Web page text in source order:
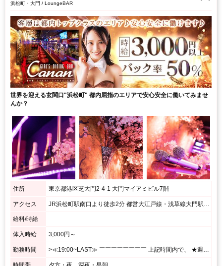
浜松町・大門 / LoungeBAR
世界を迎える玄関口"浜松町" 都内屈指のエリアで安心安全に働いてみませ
んか？
住所 東京都港区芝大門2-4-1 大門マイアミビル7階
アクセス JR浜松町駅南口より徒歩2分 都営大江戸線・浅草線大門駅A3出口より徒歩1分
給料/時給
体入時給 3,000円～
勤務時間 >≪19:00~LAST≫ ￣￣￣￣￣￣￣￣ 上記時間内で、 ★週1日、1日3h~OK! <あなたのペースで勤務OK♪> ⌒⌒⌒⌒⌒⌒⌒⌒⌒⌒⌒⌒⌒⌒⌒⌒⌒⌒⌒ 月1回の出勤でもシフト調整OK! シフトの融通がきくので、 プライベート優先で無理せずに働けます☆